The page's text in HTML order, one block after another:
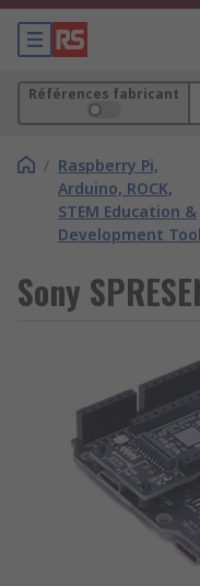
Références fabricant
/ Raspberry Pi,
Arduino, ROCK,
STEM Education &
Development
Sony